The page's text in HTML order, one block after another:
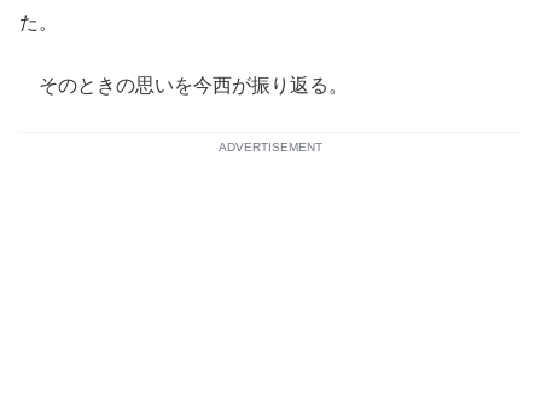
た。
そのときの思いを今西が振り返る。
ADVERTISEMENT